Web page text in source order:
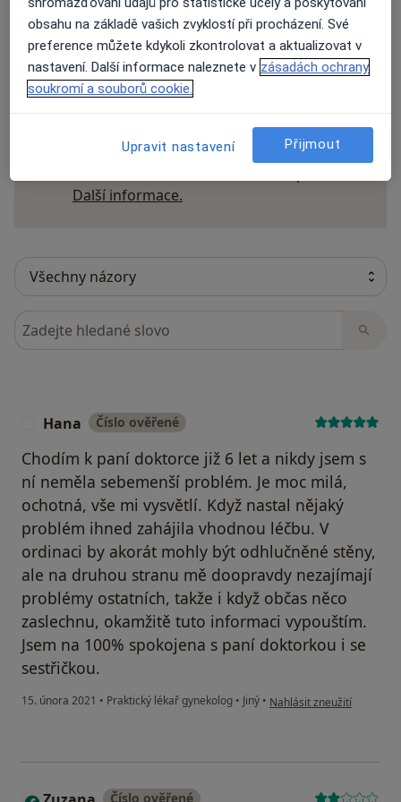
15 názorů
Recenze pacientů jsou pro nás důležité.
Specialisté nemají možnost zaplatit za
Další informace.
Hledejte v názorech
Hana Číslo ověřené
Chodím k paní doktorce již 6 let a nikdy jsem s
ní neměla sebemenší problém. Je moc milá,
ochotná, vše mi vysvětlí. Když nastal nějaký
problém ihned zahájila vhodnou léčbu. V
ordinaci by akorát mohly být odhlučněné stěny,
ale na druhou stranu mě doopravdy nezajímají
problémy ostatních, takže i když občas něco
zaslechnu, okamžitě tuto informaci vypouštím.
Jsem na 100% spokojena s paní doktorkou i se
sestřičkou.
15. února 2021 • Praktický lékař gynekolog • Jiný • podle názoru uživatele
Nahlásit zneužití
Číslo ověřené
obsahu na základě vašich zvyklostí při procházení. Své
preference můžete kdykoli zkontrolovat a aktualizovat v
nastavení. Další informace naleznete v zásadách ochrany
soukromí a souborů cookie.
Upravit nastavení Přijmout